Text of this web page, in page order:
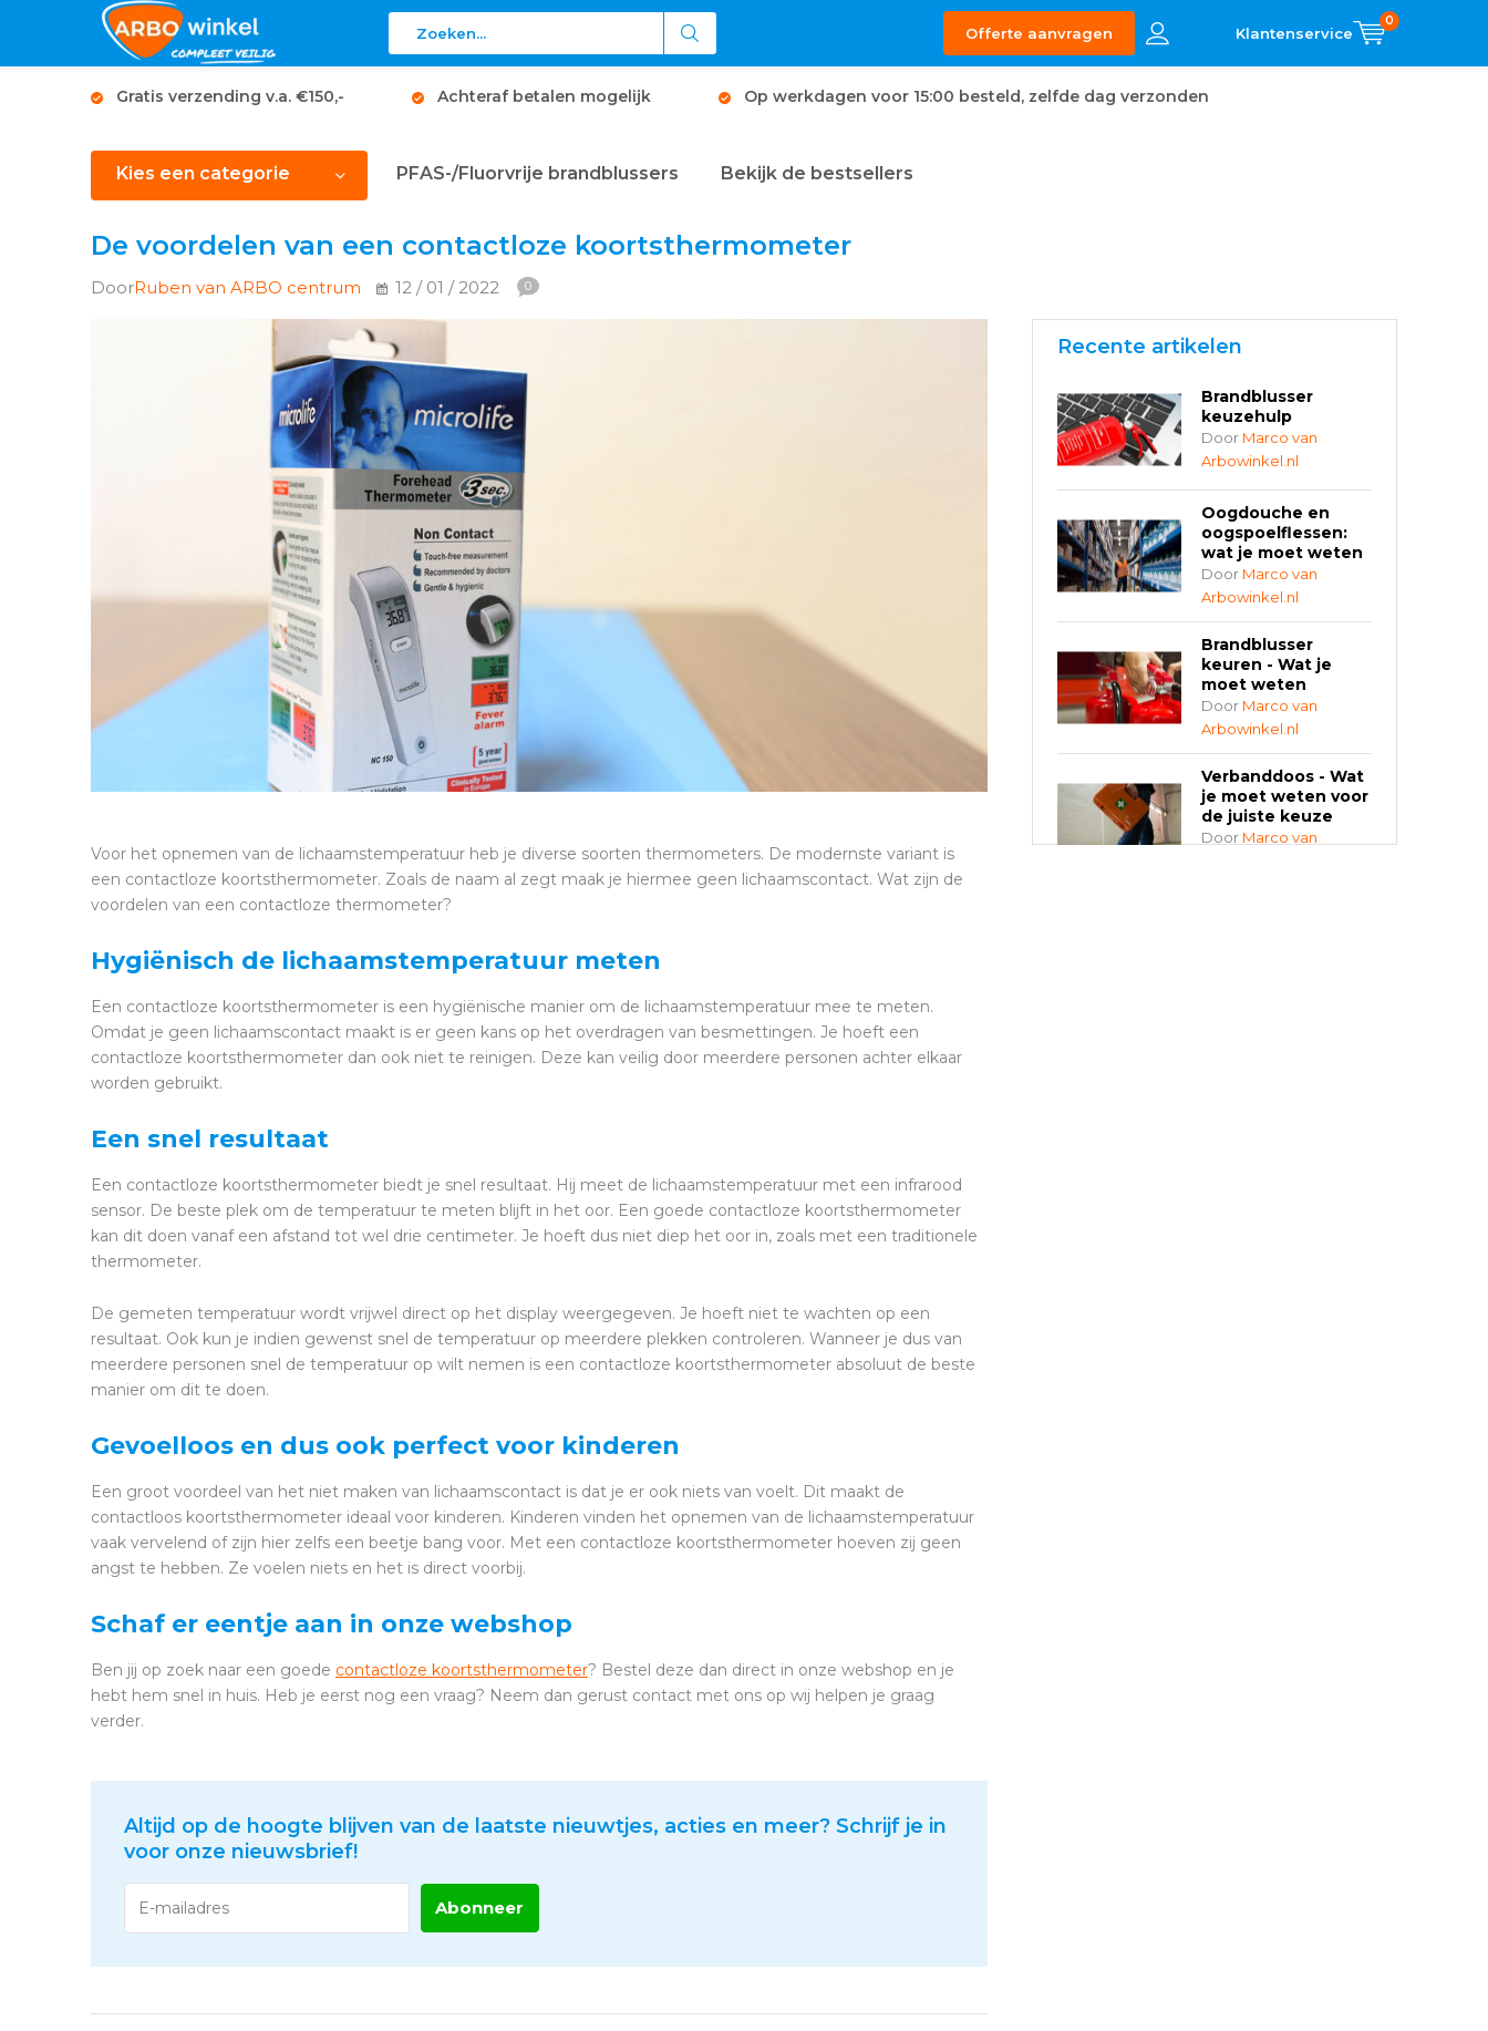
Offerte aanvragen
0
Gratis verzending v.a. €150,- Achteraf betalen mogelijk Op werkdagen voor 15:00 besteld, zelfde dag verzonden
Kies een categorie PFAS-/Fluorvrije brandblussers Bekijk de bestsellers
De voordelen van een contactloze koortsthermometer
DoorRuben van ARBO centrum 12 / 01 / 2022 0
Voor het opnemen van de lichaamstemperatuur heb je diverse soorten thermometers. De modernste variant is
een contactloze koortsthermometer. Zoals de naam al zegt maak je hiermee geen lichaamscontact. Wat zijn de
voordelen van een contactloze thermometer?
Hygiënisch de lichaamstemperatuur meten
Een contactloze koortsthermometer is een hygiënische manier om de lichaamstemperatuur mee te meten.
Omdat je geen lichaamscontact maakt is er geen kans op het overdragen van besmettingen. Je hoeft een
contactloze koortsthermometer dan ook niet te reinigen. Deze kan veilig door meerdere personen achter elkaar
worden gebruikt.
Een snel resultaat
Een contactloze koortsthermometer biedt je snel resultaat. Hij meet de lichaamstemperatuur met een infrarood
sensor. De beste plek om de temperatuur te meten blijft in het oor. Een goede contactloze koortsthermometer
kan dit doen vanaf een afstand tot wel drie centimeter. Je hoeft dus niet diep het oor in, zoals met een traditionele
thermometer.
De gemeten temperatuur wordt vrijwel direct op het display weergegeven. Je hoeft niet te wachten op een
resultaat. Ook kun je indien gewenst snel de temperatuur op meerdere plekken controleren. Wanneer je dus van
meerdere personen snel de temperatuur op wilt nemen is een contactloze koortsthermometer absoluut de beste
manier om dit te doen.
Gevoelloos en dus ook perfect voor kinderen
Een groot voordeel van het niet maken van lichaamscontact is dat je er ook niets van voelt. Dit maakt de
contactloos koortsthermometer ideaal voor kinderen. Kinderen vinden het opnemen van de lichaamstemperatuur
vaak vervelend of zijn hier zelfs een beetje bang voor. Met een contactloze koortsthermometer hoeven zij geen
angst te hebben. Ze voelen niets en het is direct voorbij.
Schaf er eentje aan in onze webshop
Ben jij op zoek naar een goede contactloze koortsthermometer? Bestel deze dan direct in onze webshop en je
hebt hem snel in huis. Heb je eerst nog een vraag? Neem dan gerust contact met ons op wij helpen je graag
verder.
Altijd op de hoogte blijven van de laatste nieuwtjes, acties en meer? Schrijf je in
voor onze nieuwsbrief!
Abonneer
Recente artikelen
Brandblusser
keuzehulp
Door Marco van
Arbowinkel.nl
Oogdouche en
oogspoelflessen:
wat je moet weten
Door Marco van
Arbowinkel.nl
Brandblusser
keuren - Wat je
moet weten
Door Marco van
Arbowinkel.nl
Verbanddoos - Wat
je moet weten voor
de juiste keuze
Door Marco van